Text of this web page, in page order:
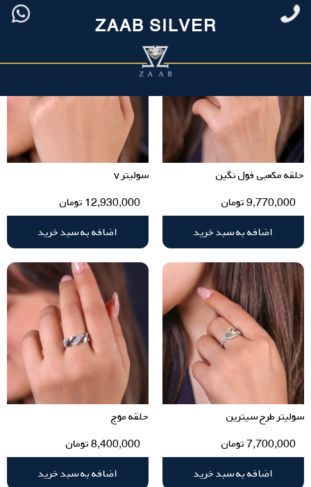
ZAAB SILVER
حلقه مکعبی فول نگین
9,770,000تومان
اضافه به سبد خرید
سولیتر v
12,930,000 تومان
اضافه به سبد خرید
سولیتر طرح سیترین
7,700,000تومان
اضافه به سبد خرید
حلقه موج
8,400,000تومان
اضافه به سبد خرید